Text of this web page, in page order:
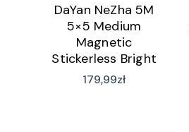
DaYan NeZha 5M
5×5 Medium
Magnetic
Stickerless Bright
DYNZ01
179,99zł